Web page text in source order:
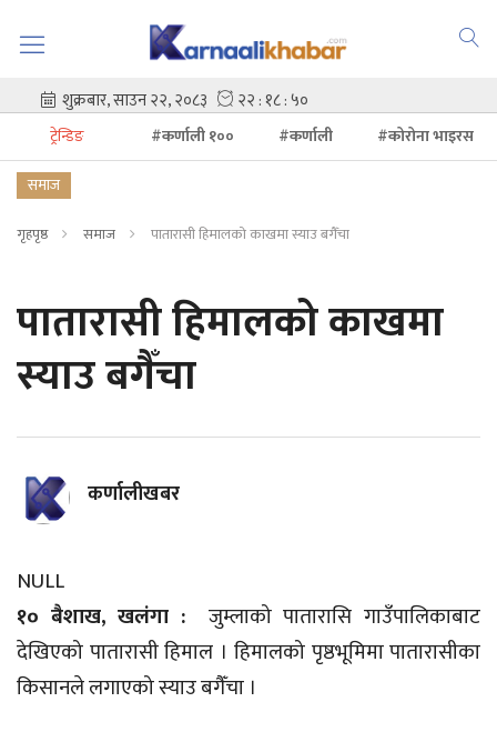
ट्रेन्डिङ #कर्णाली १०० #कर्णाली
#कोरोना भाइरस
समाज
गृहपृष्ठ समाज पातारासी हिमालको काखमा स्याउ बगैँचा
पातारासी हिमालको काखमा
स्याउ बगैँचा
कर्णालीखबर
NULL
१० बैशाख, खलंगा :
जुम्लाको पातारासि गाउँपालिकाबाट
देखिएको पातारासी हिमाल । हिमालको पृष्ठभूमिमा पातारासीका
किसानले लगाएको स्याउ बगैँचा ।